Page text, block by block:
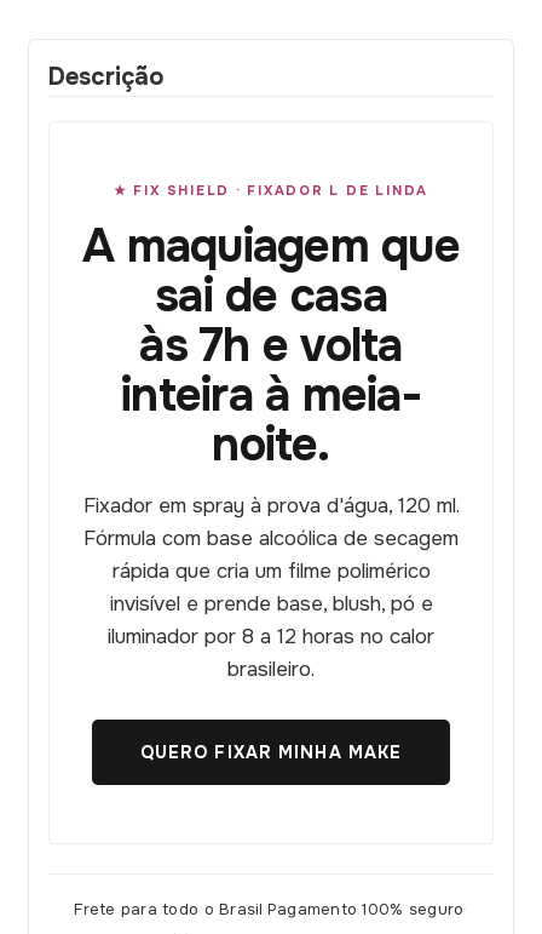
Descrição
★ FIX SHIELD · FIXADOR L DE LINDA
A maquiagem que
sai de casa
às 7h e volta
inteira à meia-
noite.
Fixador em spray à prova d'água, 120 ml.
Fórmula com base alcoólica de secagem
rápida que cria um filme polimérico
invisível e prende base, blush, pó e
iluminador por 8 a 12 horas no calor
brasileiro.
QUERO FIXAR MINHA MAKE
Frete para todo o Brasil·Pagamento 100% seguro·